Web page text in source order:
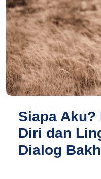
Siapa Aku?
Diri dan
Dialog